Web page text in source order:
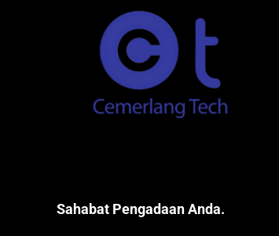
Sahabat Pengadaan Anda.